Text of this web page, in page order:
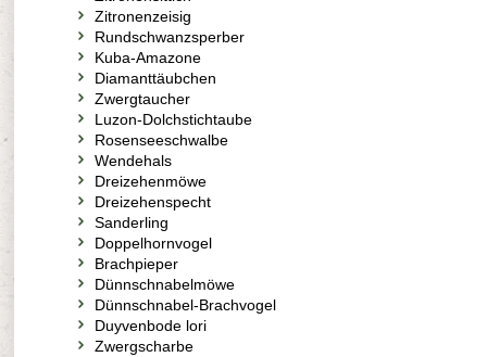
Zitronenzeisig
Rundschwanzsperber
Kuba-Amazone
Diamanttäubchen
Zwergtaucher
Luzon-Dolchstichtaube
Rosenseeschwalbe
Wendehals
Dreizehenmöwe
Dreizehenspecht
Sanderling
Doppelhornvogel
Brachpieper
Dünnschnabelmöwe
Dünnschnabel-Brachvogel
Duyvenbode lori
Zwergscharbe